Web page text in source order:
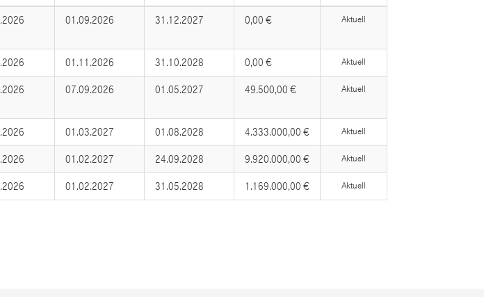
01.09.2026 31.12.2027 0,00 € Aktuell
01.11.2026 31.10.2028 0,00 € Aktuell
07.09.2026 01.05.2027 49.500,00 € Aktuell
01.03.2027 01.08.2028 4.333.000,00 € Aktuell
01.02.2027 24.09.2028 9.920.000,00 € Aktuell
01.02.2027 31.05.2028 1.169.000,00 € Aktuell